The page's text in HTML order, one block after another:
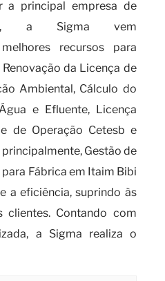
principal empresa de
a Sigma vem
recursos para
da Licença de
Ambiental, Cálculo do
e Efluente, Licença
de Operação Cetesb e
Gestão de
Fábrica em Itaim Bibi
a eficiência, suprindo às
clientes. Contando com
a Sigma realiza o